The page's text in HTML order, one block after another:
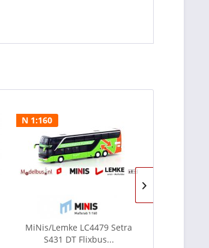
N 1:160
MiNis/Lemke LC4479 Setra
S431 DT Flixbus...